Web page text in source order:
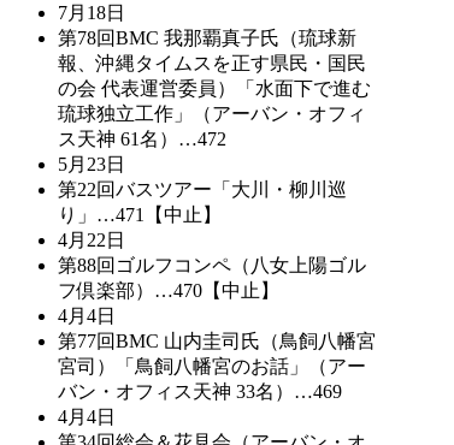
7月18日
第78回BMC 我那覇真子氏（琉球新
報、沖縄タイムスを正す県民・国民
の会 代表運営委員）「水面下で進む
琉球独立工作」（アーバン・オフィ
ス天神 61名）…472
5月23日
第22回バスツアー「大川・柳川巡
り」…471【中止】
4月22日
第88回ゴルフコンペ（八女上陽ゴル
フ倶楽部）…470【中止】
4月4日
第77回BMC 山内圭司氏（鳥飼八幡宮
宮司）「鳥飼八幡宮のお話」（アー
バン・オフィス天神 33名）…469
4月4日